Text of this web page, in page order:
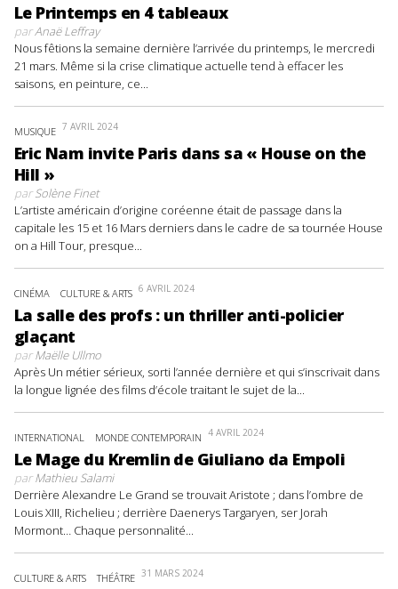
Le Printemps en 4 tableaux
parAnaë Leffray
Nous fêtions la semaine dernière l’arrivée du printemps, le mercredi
21 mars. Même si la crise climatique actuelle tend à effacer les
saisons, en peinture, ce...
MUSIQUE 7 AVRIL 2024
Eric Nam invite Paris dans sa « House on the
Hill »
parSolène Finet
L’artiste américain d’origine coréenne était de passage dans la
capitale les 15 et 16 Mars derniers dans le cadre de sa tournée House
on a Hill Tour, presque...
CINÉMA CULTURE & ARTS 6 AVRIL 2024
La salle des profs : un thriller anti-policier
glaçant
parMaëlle Ullmo
Après Un métier sérieux, sorti l’année dernière et qui s’inscrivait dans
la longue lignée des films d’école traitant le sujet de la...
INTERNATIONAL MONDE CONTEMPORAIN 4 AVRIL 2024
Le Mage du Kremlin de Giuliano da Empoli
parMathieu Salami
Derrière Alexandre Le Grand se trouvait Aristote ; dans l’ombre de
Louis XIII, Richelieu ; derrière Daenerys Targaryen, ser Jorah
Mormont… Chaque personnalité...
CULTURE & ARTS THÉÂTRE 31 MARS 2024